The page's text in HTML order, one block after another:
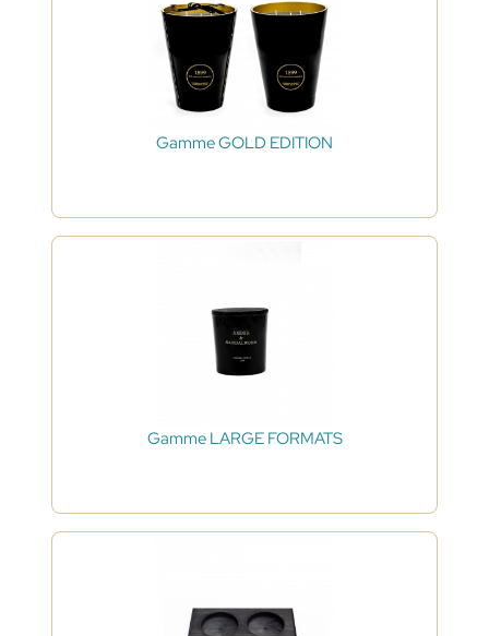
Gamme GOLD EDITION
Gamme LARGE FORMATS